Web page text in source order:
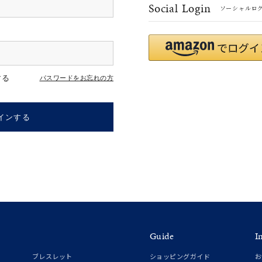
K18 K10 K7 ゴールド シルバー ステ
ホワイトカラー トリプルカラー
パスワードをお忘れの方
ンする
Social Login ソーシャルロ
ブレスレット
Guide
ショッピングガイド